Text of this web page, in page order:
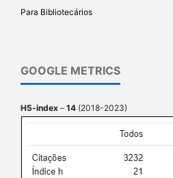
Para Bibliotecários
GOOGLE METRICS
H5-index – 14 (2018-2023)